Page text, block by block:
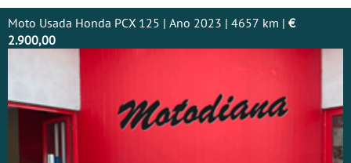
Moto Usada Honda PCX 125 | Ano 2023 | 4657 km | €
2.900,00